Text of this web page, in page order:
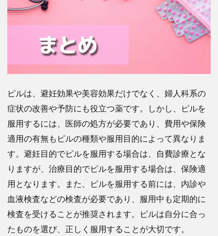
ピルは、避妊効果や美容効果だけでなく、婦人科系の
症状の改善や予防にも役立つ薬です。しかし、ピルを
服用するには、医師の処方が必要であり、費用や保険
適用の有無もピルの種類や服用目的によって異なりま
す。避妊目的でピルを服用する場合は、自費診療とな
りますが、治療目的でピルを服用する場合は、保険適
用となります。また、ピルを服用する前には、内診や
血液検査などの検査が必要であり、服用中も定期的に
検査を受けることが推奨されます。ピルは自分に合っ
たものを選び、正しく服用することが大切です。